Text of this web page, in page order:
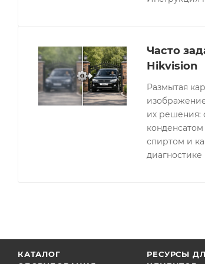
Часто
Hikvision
Размытая
их решения:
спиртом и
диагностике
КАТАЛОГ
РЕСУРСЫ